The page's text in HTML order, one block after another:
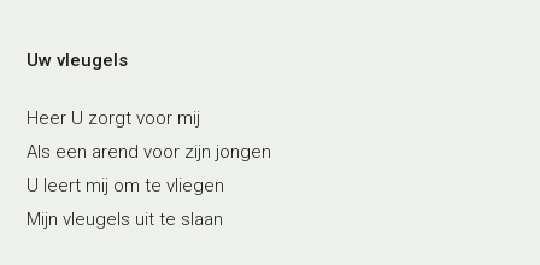
Uw vleugels
Heer U zorgt voor mij
Als een arend voor zijn jongen
U leert mij om te vliegen
Mijn vleugels uit te slaan